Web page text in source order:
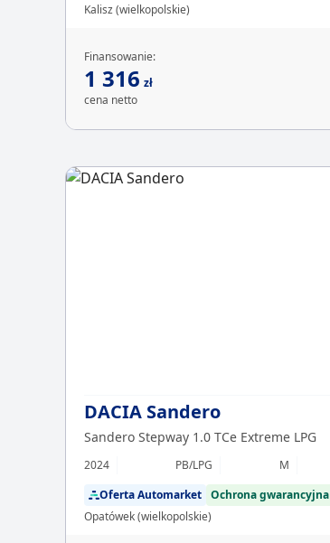
Kalisz (wielkopolskie)
Finansowanie:
1 316 zł
cena netto
DACIA Sandero
Sandero Stepway 1.0 TCe Extreme LPG
2024 PB/LPG M
Oferta Automarket Ochrona gwarancyjna
Opatówek (wielkopolskie)